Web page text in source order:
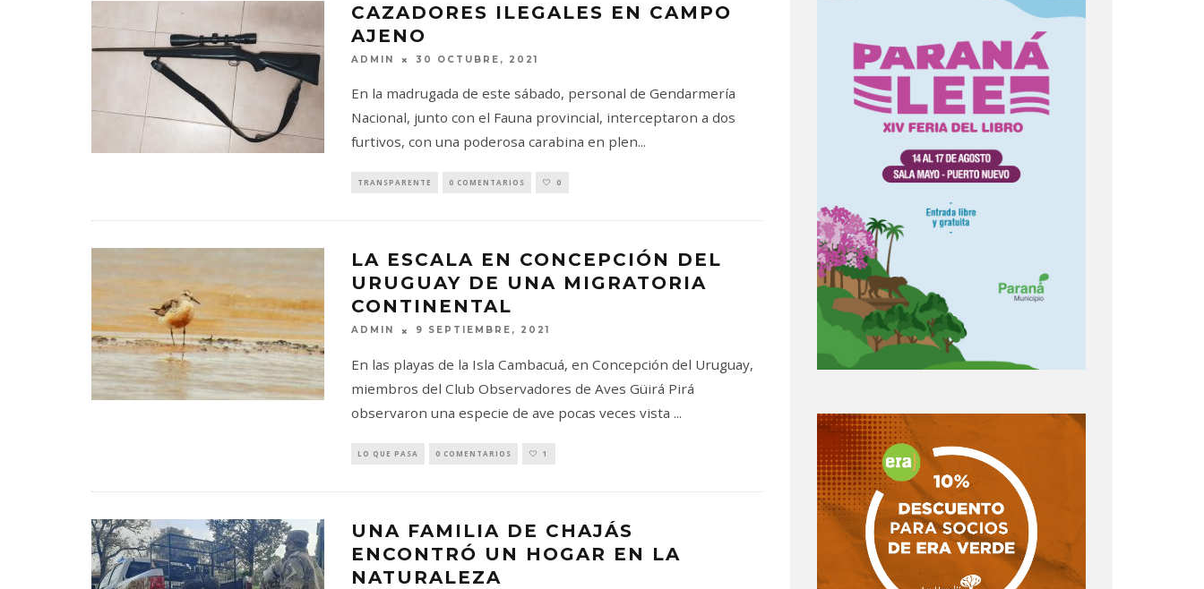
CAZADORES ILEGALES EN CAMPO
AJENO
ADMIN 30 OCTUBRE, 2021
En la madrugada de este sábado, personal de Gendarmería
Nacional, junto con el Fauna provincial, interceptaron a dos
furtivos, con una poderosa carabina en plen...
TRANSPARENTE 0 COMENTARIOS 0
LA ESCALA EN CONCEPCIÓN DEL
URUGUAY DE UNA MIGRATORIA
CONTINENTAL
ADMIN 9 SEPTIEMBRE, 2021
En las playas de la Isla Cambacuá, en Concepción del Uruguay,
miembros del Club Observadores de Aves Güirá Pirá
observaron una especie de ave pocas veces vista ...
LO QUE PASA 0 COMENTARIOS 1
UNA FAMILIA DE CHAJÁS
ENCONTRÓ UN HOGAR EN LA
NATURALEZA